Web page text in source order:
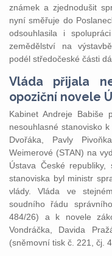
známek a zjednodušit
nyní směřuje do
odsouhlasila i
zemědělství na
podél středočeské části
Vláda přijala
opoziční novele
Kabinet Andreje
nesouhlasné stanovisko
Dvořáka, Pavly
Weimerové (STAN) na
Ústava České
stanoviska byl ministr
vlády. Vláda ve
soudního řádu
484/26) a k novele
Vondráčka, Davida
(sněmovní tisk č. 221, čj.